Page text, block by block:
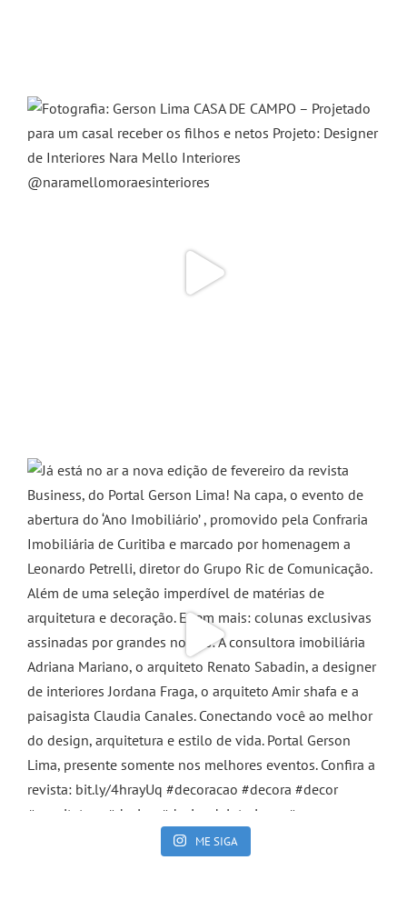
ME SIGA